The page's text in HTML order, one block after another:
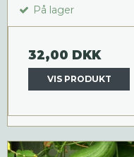
På lager
32,00 DKK
VIS PRODUKT